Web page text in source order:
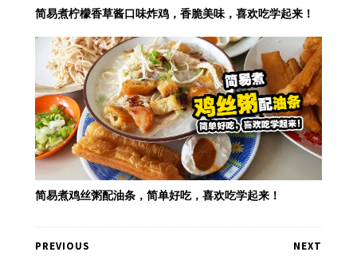
简易煮柠檬香草酱口味炸鸡，香脆美味，喜欢吃学起来！
简易煮鸡丝粥配油条，简单好吃，喜欢吃学起来！
NEXT
PREVIOUS